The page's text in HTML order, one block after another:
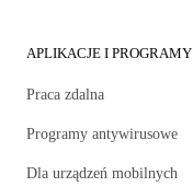
APLIKACJE I PROGRAMY
Praca zdalna
Programy antywirusowe
Dla urządzeń mobilnych